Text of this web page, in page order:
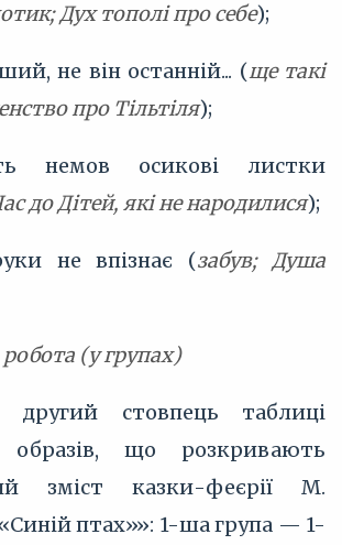
Дух тополі про себе);
не він останній... (ще такі
про Тільтіля);
немов осикові листки
до Дітей, які не народилися);
не впізнає (забув; Душа
(у групах)
другий стовпець таблиці
образів, що розкривають
зміст казки-феєрії М.
птах»»: 1-ша група — 1-